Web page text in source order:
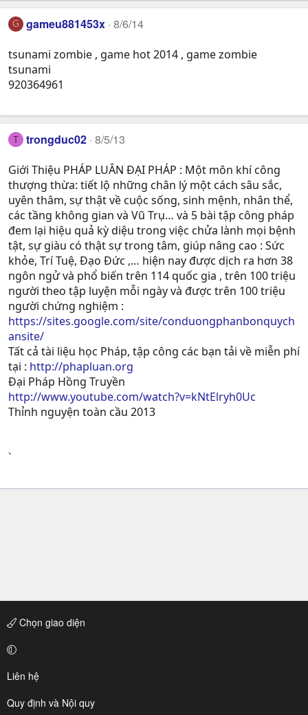
G gameu881453x 8/6/14
tsunami zombie , game hot 2014 , game zombie
tsunami
920364961
T trongduc02 8/5/13
Giới Thiệu PHÁP LUÂN ĐẠI PHÁP : Một môn khí công
thượng thừa: tiết lộ những chân lý một cách sâu sắc,
uyên thâm, sự thật về cuộc sống, sinh mệnh, nhân thể,
các tầng không gian và Vũ Trụ… và 5 bài tập công pháp
đem lại hiệu quả kỳ diệu trong việc chửa lành mọi bệnh
tật, sự giàu có thật sự trong tâm, giúp nâng cao : Sức
khỏe, Trí Tuệ, Ðạo Ðức ,… hiện nay được dịch ra hơn 38
ngôn ngử và phổ biến trên 114 quốc gia , trên 100 triệu
người theo tập luyện mỗi ngày và được trên 100 triệu
người chứng nghiệm :
https://sites.google.com/site/conduongphanbonquych
ansite/
Tất cả tài liệu học Pháp, tập công các bạn tải về miễn phí
tại : http://phapluan.org
Đại Pháp Hồng Truyền
http://www.youtube.com/watch?v=kNtElryh0Uc
Thỉnh nguyện toàn cầu 2013
`
Chọn giao diện
Liên hệ
Quy định và Nội quy